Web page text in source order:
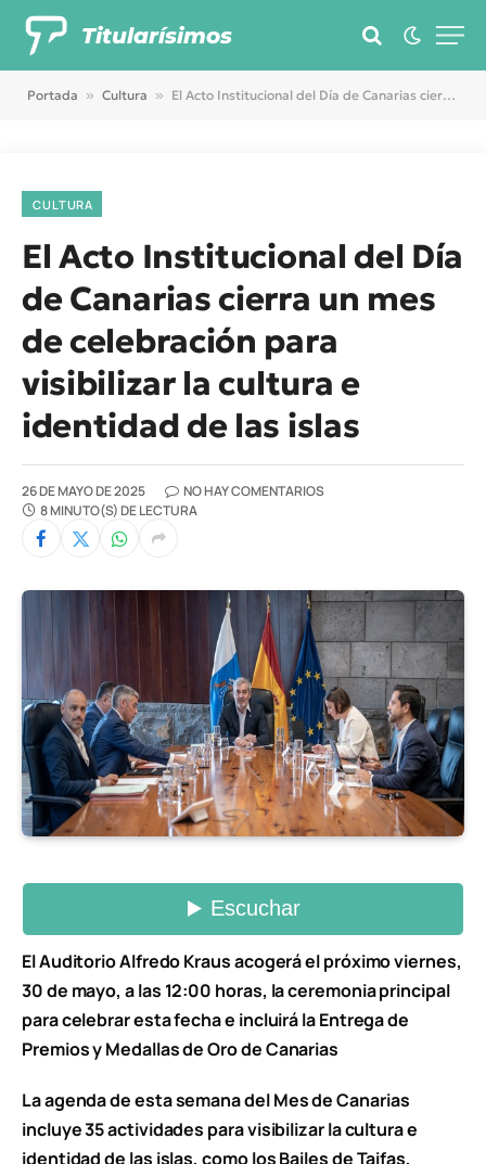
Titularísimos
Portada » Cultura » El Acto Institucional del Día de Canarias cierra un mes de celebración para visibilizar la cultura e identidad de las islas
CULTURA
El Acto Institucional del Día
de Canarias cierra un mes
de celebración para
visibilizar la cultura e
identidad de las islas
26 DE MAYO DE 2025
NO HAY COMENTARIOS
8 MINUTO(S) DE LECTURA
El Auditorio Alfredo Kraus acogerá el próximo viernes,
30 de mayo, a las 12:00 horas, la ceremonia principal
para celebrar esta fecha e incluirá la Entrega de
Premios y Medallas de Oro de Canarias
La agenda de esta semana del Mes de Canarias
incluye 35 actividades para visibilizar la cultura e
identidad de las islas, como los Bailes de Taifas,